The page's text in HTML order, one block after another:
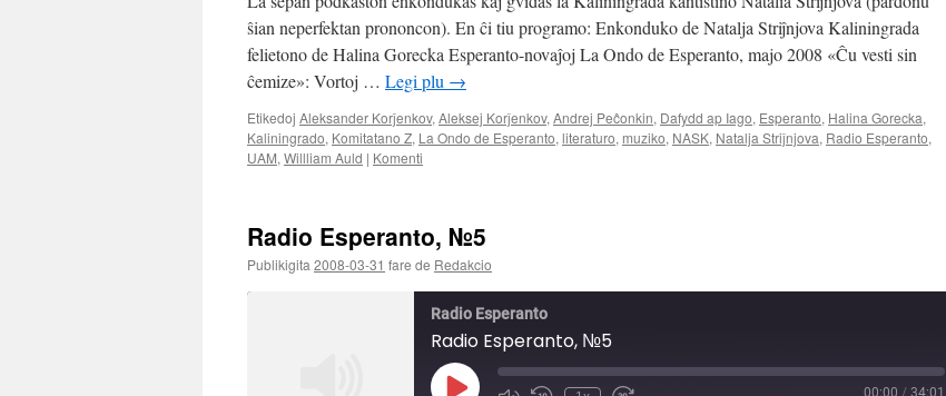
RSS FEED
LINK
EMBED
ŝian neperfektan prononcon). En ĉi tiu programo: Enkonduko de Natalja Striĵnjova Kaliningrada
felietono de Halina Gorecka Esperanto-novaĵoj La Ondo de Esperanto, majo 2008 «Ĉu vesti sin
ĉemize»: Vortoj … Legi plu →
Etikedoj Aleksander Korĵenkov, Aleksej Korĵenkov, Andrej Peĉonkin, Dafydd ap Iago, Esperanto, Halina Gorecka,
Kaliningrado, Komitatano Z, La Ondo de Esperanto, literaturo, muziko, NASK, Natalja Striĵnjova, Radio Esperanto,
UAM, Willliam Auld | Komenti
Radio Esperanto, №5
Publikigita 2008-03-31 fare de Redakcio
Radio Esperanto
Radio Esperanto, №5
00:00 / 34:01